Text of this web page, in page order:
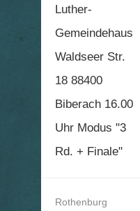
Luther-
Gemeindehaus
Waldseer Str.
18 88400
Biberach 16.00
Uhr Modus "3
Rd. + Finale"
Rothenburg